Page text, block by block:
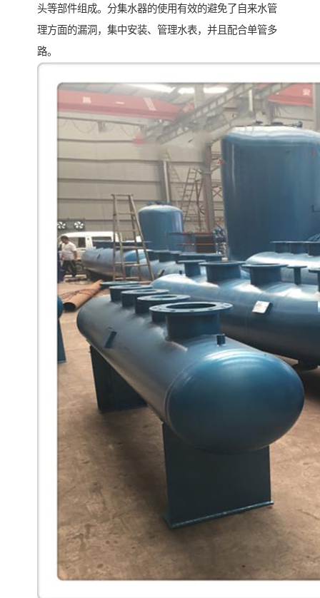
头等部件组成。分集水器的使用有效的避免了自来水管
理方面的漏洞，集中安装、管理水表，并且配合单管多
路。